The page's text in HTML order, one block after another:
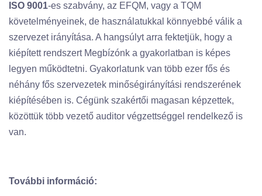
ISO 9001-es szabvány, az EFQM, vagy a TQM
követelményeinek, de használatukkal könnyebbé válik a
szervezet irányítása. A hangsúlyt arra fektetjük, hogy a
kiépített rendszert Megbízónk a gyakorlatban is képes
legyen működtetni. Gyakorlatunk van több ezer fős és
néhány fős szervezetek minőségirányítási rendszerének
kiépítésében is. Cégünk szakértői magasan képzettek,
közöttük több vezető auditor végzettséggel rendelkező is
van.
További információ: